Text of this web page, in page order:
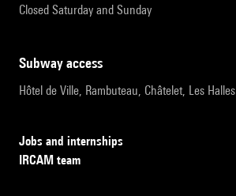
Closed Saturday and Sunday
subway access
Hôtel de Ville, Rambuteau, Châtelet, Les Halles
Jobs and internships
IRCAM team